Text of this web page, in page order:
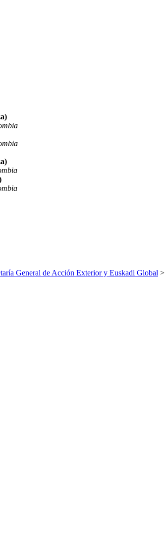
General de Acción Exterior y Euskadi Global >